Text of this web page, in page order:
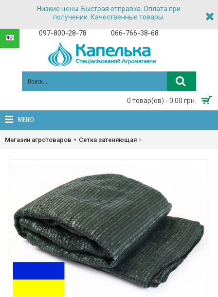
Низкие цены. Быстрая отправка. Оплата при
получении. Качественные товары.
097-800-28-78 066-766-38-68
0 товар(ов) - 0.00 грн.
МЕНЮ
Магазин агротоваров Сетка затеняющая